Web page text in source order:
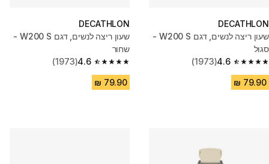
DECATHLON
שעון ריצה לנשים, דגם W200 S -
סגול
4.6
4.6 out of 5 stars from 1973 reviews
(1973)
DECATHLON
שעון ריצה לנשים, דגם W200 S -
שחור
4.6
4.6 out of 5 stars from 1973 reviews
(1973)